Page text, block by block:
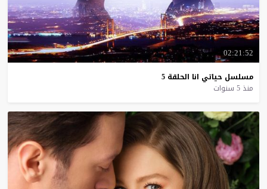
02:21:52
مسلسل حياتي انا الحلقة 5
منذ 5 سنوات